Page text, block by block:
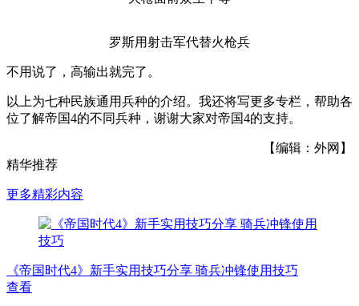
罗斯用射击军代替火枪兵
不用说了，高输出就完了。
以上为七种民族通用兵种的介绍。我还将写更多专栏，帮助各
位了解帝国4的不同兵种，谢谢大家对帝国4的支持。
【编辑：外网】
精华推荐
更多精彩内容
《帝国时代4》新手实用技巧分享 骑兵冲锋使用技巧
查看